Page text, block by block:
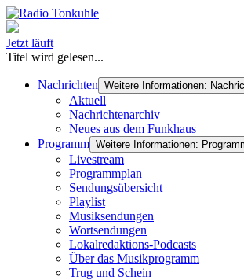
Jetzt läuft
Titel wird gelesen...
Nachrichten Weitere Informationen:
Aktuell
Nachrichtenarchiv
Neues aus dem Funkhaus
Programm Weitere Informationen:
Livestream
Programmplan
Sendungsübersicht
Playlist
Musiksendungen
Wortsendungen
Lokalredaktions-Podcasts
Über das Musikprogramm
Trug und Schein